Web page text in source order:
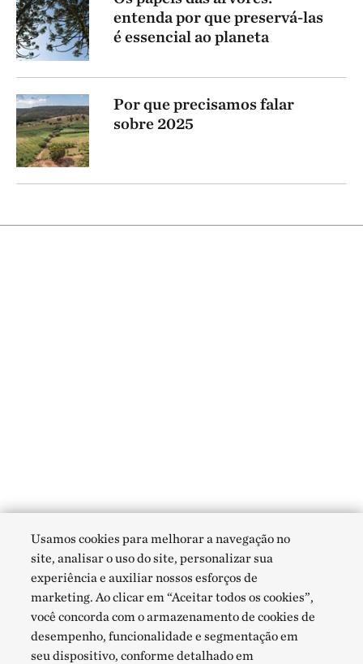
entenda por que preservá-las
é essencial ao planeta
Por que precisamos falar
sobre 2025
Usamos cookies para melhorar a navegação no
site, analisar o uso do site, personalizar sua
experiência e auxiliar nossos esforços de
marketing. Ao clicar em “Aceitar todos os cookies”,
você concorda com o armazenamento de cookies de
desempenho, funcionalidade e segmentação em
seu dispositivo, conforme detalhado em